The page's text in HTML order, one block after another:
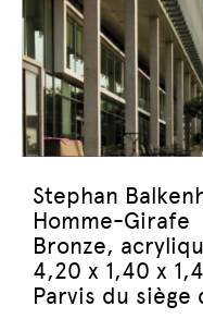
Stephan
Homme-Girafe
Bronze,
4,20 x 1,40 x
Parvis du siège